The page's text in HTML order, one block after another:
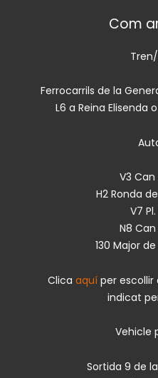
Com
Ferrocarrils de la
L6 a Reina Elisenda o
V3
H2 Ronda
V7
N8
130 Major
Clica aquí per
indicat
Vehicle
Sortida 9 de